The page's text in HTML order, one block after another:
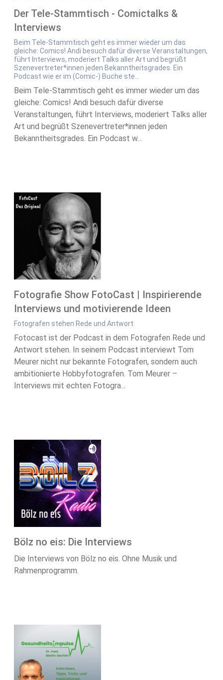
Der Tele-Stammtisch - Comictalks &
Interviews
Beim Tele-Stammtisch geht es immer wieder um das
gleiche: Comics! Andi besuch dafür diverse Veranstaltungen,
führt Interviews, moderiert Talks aller Art und begrüßt
Szenevertreter*innen jeden Bekanntheitsgrades. Ein
Podcast wie er im (Comic-) Buche ste...
Beim Tele-Stammtisch geht es immer wieder um das
gleiche: Comics! Andi besuch dafür diverse
Veranstaltungen, führt Interviews, moderiert Talks aller
Art und begrüßt Szenevertreter*innen jeden
Bekanntheitsgrades. Ein Podcast w...
Fotografie Show FotoCast | Inspirierende
Interviews und motivierende Ideen
Fotografen stehen Rede und Antwort
Fotocast ist der Podcast in dem Fotografen Rede und
Antwort stehen. In seinem Podcast interviewt Tom
Meurer nicht nur bekannte Fotografen, sondern auch
ambitionierte Hobbyfotografen. Tom Meurer –
Interviews mit echten Fotogra...
Bölz no eis: Die Interviews
Die Interviews von Bölz no eis. Ohne Musik und
Rahmenprogramm.